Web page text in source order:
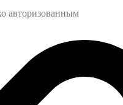
авторизованным